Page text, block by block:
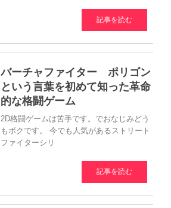
記事を読む
バーチャファイター ポリゴン
という言葉を初めて知った革命
的な格闘ゲーム
2D格闘ゲームは苦手です。でおなじみどう
もボクです。 今でも人気があるストリート
ファイターシリ
記事を読む